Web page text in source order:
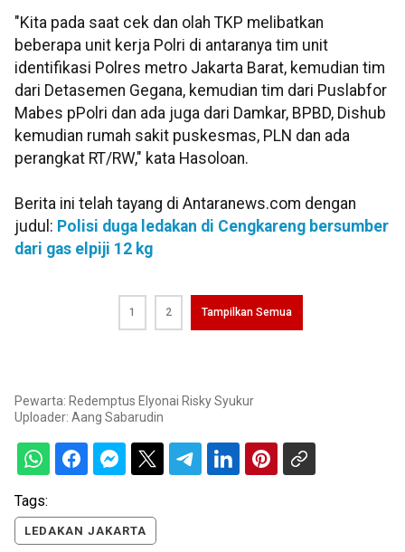
"Kita pada saat cek dan olah TKP melibatkan
beberapa unit kerja Polri di antaranya tim unit
identifikasi Polres metro Jakarta Barat, kemudian tim
dari Detasemen Gegana, kemudian tim dari Puslabfor
Mabes pPolri dan ada juga dari Damkar, BPBD, Dishub
kemudian rumah sakit puskesmas, PLN dan ada
perangkat RT/RW," kata Hasoloan.
Berita ini telah tayang di Antaranews.com dengan
judul: Polisi duga ledakan di Cengkareng bersumber
dari gas elpiji 12 kg
1 2 Tampilkan Semua
Pewarta: Redemptus Elyonai Risky Syukur
Uploader: Aang Sabarudin
Tags:
LEDAKAN JAKARTA